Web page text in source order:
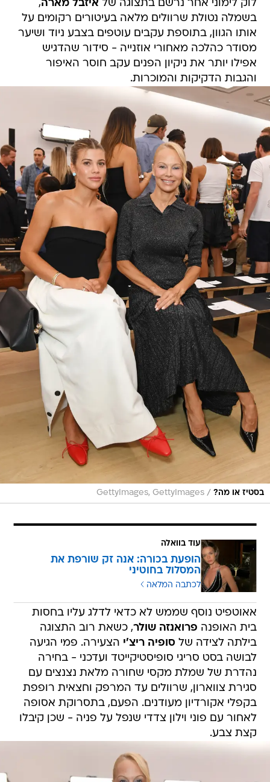
לוק לימוני אחר נרשם בתצוגה של איזבל מארה,
בשמלה נטולת שרוולים מלאה בעיטורים רקומים על
אותו הגוון, בתוספת עקבים עוטפים בצבע ניוד ושיער
מסודר כהלכה מאחורי אוזנייה - סידור שהדגיש
אפילו יותר את ניקיון הפנים עקב חוסר האיפור
והגבות הדקיקות והמוכרות.
בסטיז או מה? /
GettyImages, GettyImages
עוד בוואלה
הופעת בכורה: אנה זק שורפת את
המסלול בחוטיני
לכתבה המלאה
אאוטפיט נוסף שממש לא כדאי לדלג עליו בחסות
בית האופנה פרואנזה שולר, כשאת רוב התצוגה
בילתה לצידה שלסופיה ריצ'י הצעירה. פמי הגיעה
לבושה בסט סריגי סופיסטיקייטד ועדכני - בחירה
נהדרת של שמלת מקסי שחורה מלאת נצנצים עם
סגירת צווארון, שרוולים עד המרפק וחצאית רופפת
בקפלי אקורדיון מעודנים. הפעם, בתסרוקת אסופה
לאחור עם פוני וילון צדדי שנפל על פניה - שכן קיבלו
קצת צבע.